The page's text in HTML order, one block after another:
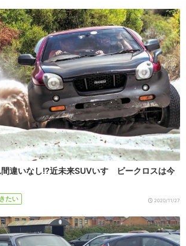
違いなし!?近未来SUVいすゞビークロスは今
たい 2020/11/27